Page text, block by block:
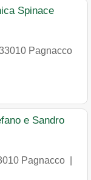
Spinace
Pagnacco
e Sandro
Pagnacco